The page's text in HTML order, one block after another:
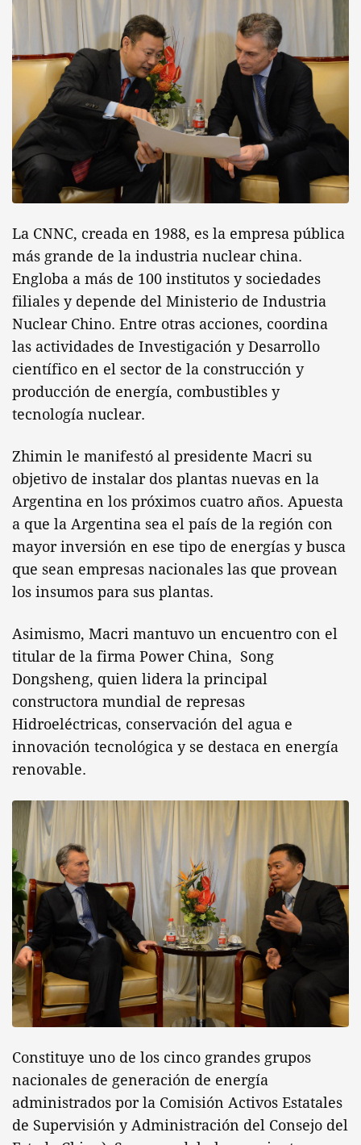
La CNNC, creada en 1988, es la empresa pública
más grande de la industria nuclear china.
Engloba a más de 100 institutos y sociedades
filiales y depende del Ministerio de Industria
Nuclear Chino. Entre otras acciones, coordina
las actividades de Investigación y Desarrollo
científico en el sector de la construcción y
producción de energía, combustibles y
tecnología nuclear.
Zhimin le manifestó al presidente Macri su
objetivo de instalar dos plantas nuevas en la
Argentina en los próximos cuatro años. Apuesta
a que la Argentina sea el país de la región con
mayor inversión en ese tipo de energías y busca
que sean empresas nacionales las que provean
los insumos para sus plantas.
Asimismo, Macri mantuvo un encuentro con el
titular de la firma Power China, Song
Dongsheng, quien lidera la principal
constructora mundial de represas
Hidroeléctricas, conservación del agua e
innovación tecnológica y se destaca en energía
renovable.
Constituye uno de los cinco grandes grupos
nacionales de generación de energía
administrados por la Comisión Activos Estatales
de Supervisión y Administración del Consejo del